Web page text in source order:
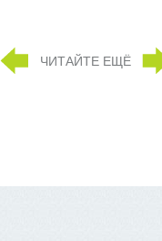
ЧИТАЙТЕ ЕЩЁ